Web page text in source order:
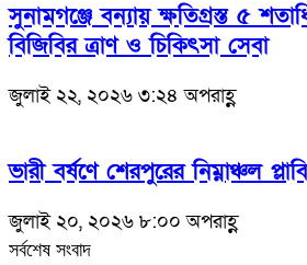
সুনামগঞ্জে বন্যায় ক্ষতিগ্রস্ত ৫
বিজিবির ত্রাণ ও চিকিৎসা সেবা
জুলাই ২২, ২০২৬ ৩:২৪ অপরাহ্ণ
ভারী বর্ষণে শেরপুরের নিম্নাঞ্চল
জুলাই ২০, ২০২৬ ৮:০০ অপরাহ্ণ
সর্বশেষ সংবাদ